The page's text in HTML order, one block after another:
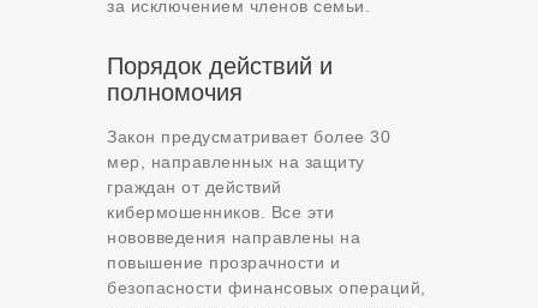
за исключением членов семьи.
Порядок действий и
полномочия
Закон предусматривает более 30
мер, направленных на защиту
граждан от действий
кибермошенников. Все эти
нововведения направлены на
повышение прозрачности и
безопасности финансовых операций,